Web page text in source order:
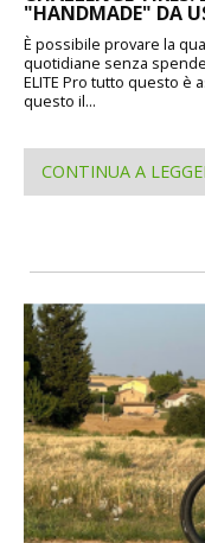
"HANDMADE" DA
È possibile provare la
quotidiane senza
ELITE Pro tutto questo è
questo il...
CONTINUA A